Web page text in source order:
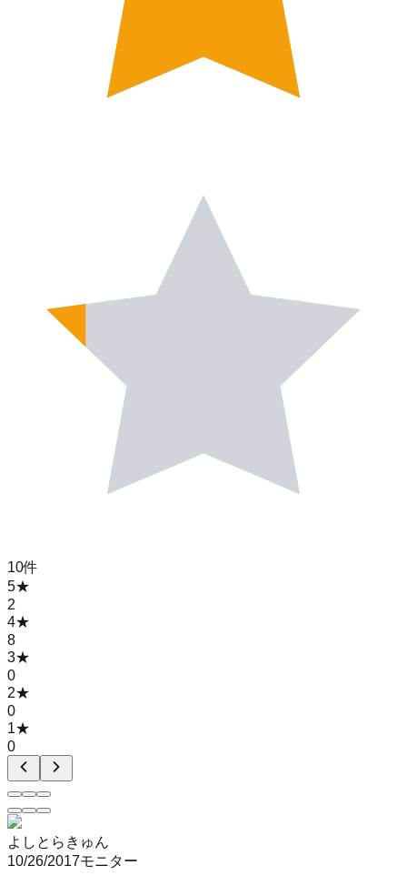
10件
5★
2
4★
8
3★
0
2★
0
1★
0
よしとらきゅん
10/26/2017モニター